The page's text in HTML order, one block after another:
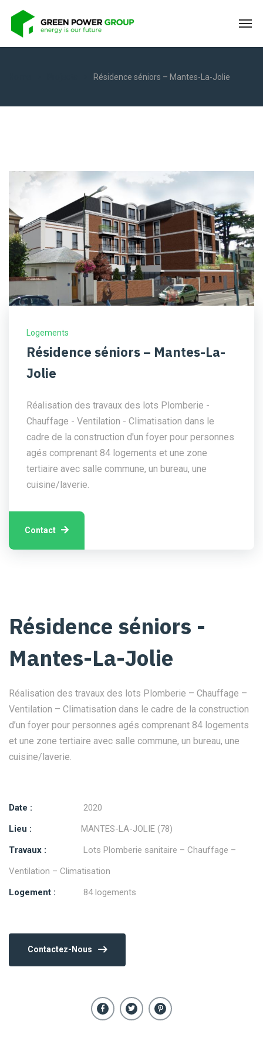
Résidence séniors – Mantes-La-Jolie
Logements
Résidence séniors – Mantes-La-
Jolie
Réalisation des travaux des lots Plomberie -
Chauffage - Ventilation - Climatisation dans le
cadre de la construction d'un foyer pour personnes
agés comprenant 84 logements et une zone
tertiaire avec salle commune, un bureau, une
cuisine/laverie.
Contact
Résidence séniors -
Mantes-La-Jolie
Réalisation des travaux des lots Plomberie – Chauffage –
Ventilation – Climatisation dans le cadre de la construction
d’un foyer pour personnes agés comprenant 84 logements
et une zone tertiaire avec salle commune, un bureau, une
cuisine/laverie.
Date :
2020
Lieu :
MANTES-LA-JOLIE (78)
Travaux :
Lots Plomberie sanitaire – Chauffage –
Ventilation – Climatisation
Logement :
84 logements
Contactez-Nous